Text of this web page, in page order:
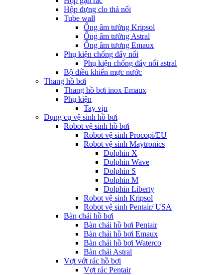
Hộp đựng clo thả nổi
Tube wall
Ống âm tường Kripsol
Ống âm tường Astral
Ống âm tương Emaux
Phụ kiện chống đẩy nổi
Phụ kiện chống đẩy nổi astral
Bộ điều khiển mực nước
Thang hồ bơi
Thang hồ bơi inox Emaux
Phụ kiện
Tay vịn
Dụng cụ vệ sinh hồ bơi
Robot vệ sinh hồ bơi
Robot vệ sinh Procopi/EU
Robot vệ sinh Maytronics
Dolphin X
Dolphin Wave
Dolphin S
Dolphin M
Dolphin Liberty
Robot vệ sinh Kripsol
Robot vệ sinh Pentair/ USA
Bàn chải hồ bơi
Bàn chải hồ bơi Pentair
Bàn chải hồ bơi Emaux
Bàn chải hồ bơi Waterco
Bàn chải Astral
Vợt vớt rác hồ bơi
Vợt rác Pentair